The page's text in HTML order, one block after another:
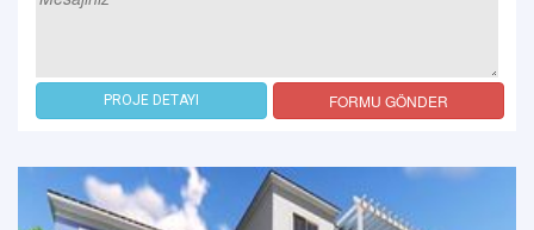
PROJE DETAYI FORMU GÖNDER